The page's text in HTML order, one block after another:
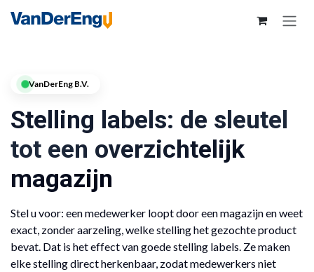
VanDerEng B.V.
Stelling labels: de sleutel
tot een overzichtelijk
magazijn
Stel u voor: een medewerker loopt door een magazijn en weet
exact, zonder aarzeling, welke stelling het gezochte product
bevat. Dat is het effect van goede stelling labels. Ze maken
elke stelling direct herkenbaar, zodat medewerkers niet